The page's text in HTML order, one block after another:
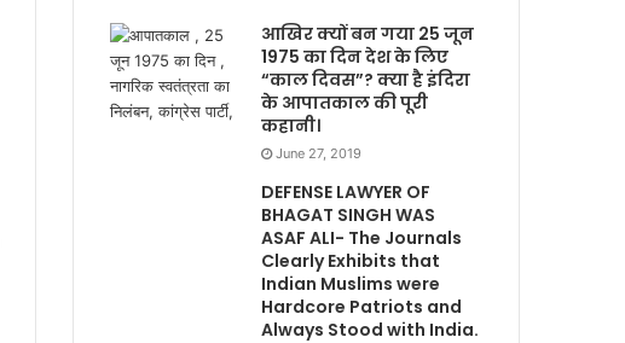
आखिर क्यों बन गया 25 जून
1975 का दिन देश के लिए
“काल दिवस”? क्या है इंदिरा
के आपातकाल की पूरी
कहानी।
June 27, 2019
DEFENSE LAWYER OF
BHAGAT SINGH WAS
ASAF ALI- The Journals
Clearly Exhibits that
Indian Muslims were
Hardcore Patriots and
Always Stood with India.